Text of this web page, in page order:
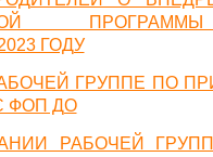
ГОДУ
ГРУППЕ ПО
ФОП ДО
РАБОЧЕЙ